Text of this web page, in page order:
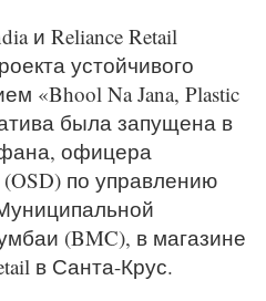
и Reliance Retail
устойчивого
«Bhool Na Jana, Plastic
была запущена в
офицера
по управлению
(BMC), в магазине
в Санта-Крус.